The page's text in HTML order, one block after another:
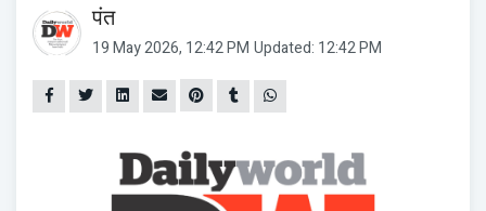
पंत
19 May 2026, 12:42 PM Updated: 12:42 PM